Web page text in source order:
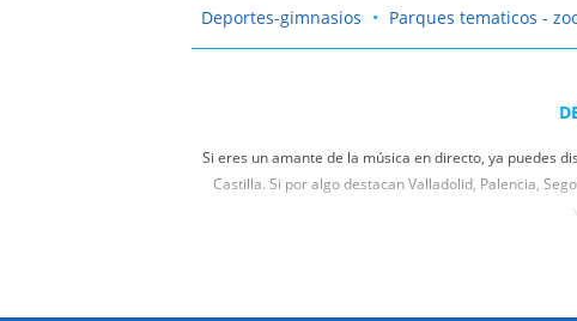
Deportes-gimnasios Parques tematicos -
Si eres un amante de la música en directo, ya puedes
Castilla. Si por algo destacan Valladolid, Palencia,
No vuelvas a perderte la actuación de tu grupo o